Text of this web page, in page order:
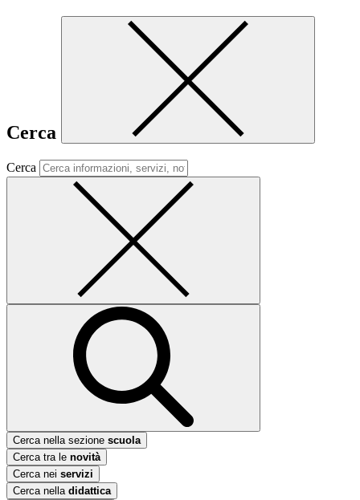
Cerca
Cerca
Cerca nella sezione scuola
Cerca tra le novità
Cerca nei servizi
Cerca nella didattica